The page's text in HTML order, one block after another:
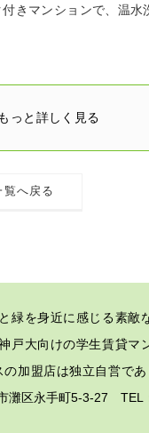
きマンションで、温水
っと詳しく見る
覧へ戻る
緑を身近に感じる素敵
戸大向けの学生賃貸マ
加盟店は独立自営で
灘区永手町5-3-27